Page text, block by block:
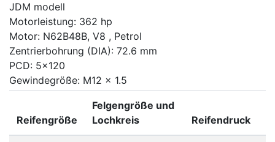
JDM modell
Motorleistung: 362 hp
Motor: N62B48B, V8 , Petrol
Zentrierbohrung (DIA): 72.6 mm
PCD: 5x120
Gewindegröße: M12 x 1.5
Reifengröße
Felgengröße und
Lochkreis
Reifendruck